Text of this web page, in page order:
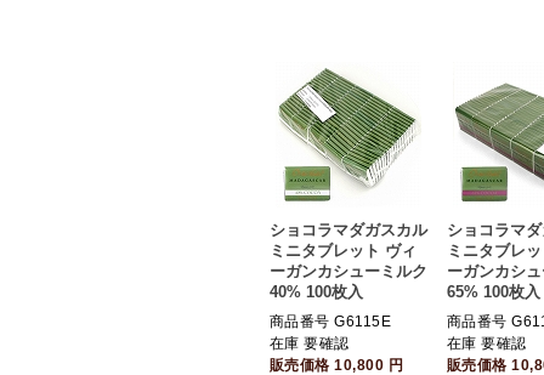
ショコラマダガスカル
ミニタブレット ヴィ
ーガンカシューミルク
40% 100枚入
商品番号 G6115E
在庫 要確認
販売価格10,800 円
ショコラマ
ミニタブレ
ーガンカシ
65% 100枚入
商品番号
在庫 要確認
販売価格